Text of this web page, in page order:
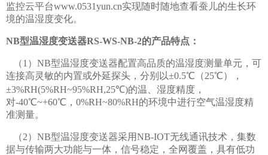
监控云平台www.0531yun.cn实现随时随地查看蚕儿的生长环
境的温湿度变化。
NB型温湿度变送器RS-WS-NB-2的产品特点：
（1）NB型温湿度变送器配置高品质的温湿度测量单元，可
连接高灵敏的内置或外延探头，分别以±0.5℃（25℃），
±3%RH(5%RH~95%RH,25℃)的温、湿度精度，
对-40℃~+60℃，0%RH~80%RH的环境中进行空气温湿度精
准测量。
（2）NB型温湿度变送器采用NB-IOT无线通讯技术，集数
据与传输两大功能与一体，信号稳定，全网覆盖，具有低功